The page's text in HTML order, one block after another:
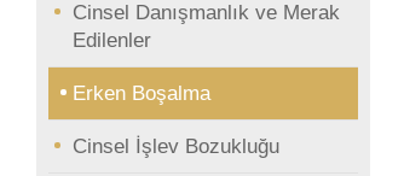
Cinsel Danışmanlık ve Merak
Edilenler
Erken Boşalma
Cinsel İşlev Bozukluğu